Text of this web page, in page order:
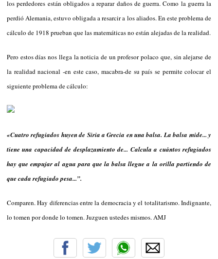
los perdedores están obligados a reparar daños de guerra. Como la guerra la
perdió Alemania, estuvo obligada a resarcir a los aliados. En este problema de
cálculo de 1918 prueban que las matemáticas no están alejadas de la realidad.
Pero estos días nos llega la noticia de un profesor polaco que, sin alejarse de
la realidad nacional -en este caso, macabra-de su país se permite colocar el
siguiente problema de cálculo:
«Cuatro refugiados huyen de Siria a Grecia en una balsa. La balsa mide... y
tiene una capacidad de desplazamiento de... Calcula a cuántos refugiados
hay que empujar al agua para que la balsa llegue a la orilla partiendo de
que cada refugiado pesa...”.
Comparen. Hay diferencias entre la democracia y el totalitarismo. Indignante,
lo tomen por donde lo tomen. Juzguen ustedes mismos. AMJ